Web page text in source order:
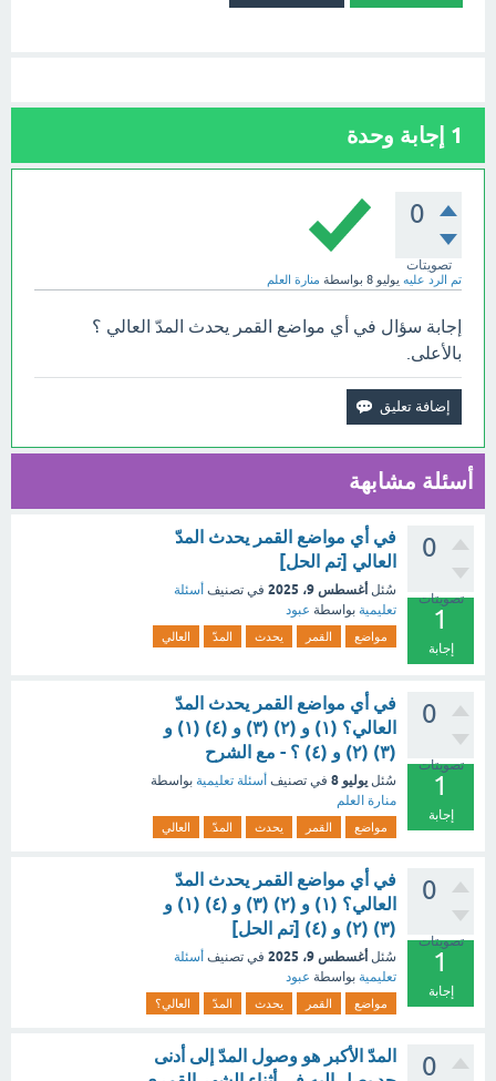
1 إجابة وحدة
0
تصويتات
تم الرد عليه يوليو 8 بواسطة منارة العلم
إجابة سؤال في أي مواضع القمر يحدث المدّ العالي ؟
بالأعلى.
أسئلة مشابهة
0
تصويتات
1
إجابة
في أي مواضع القمر يحدث المدّ
العالي [تم الحل]
سُئل أغسطس 9، 2025 في تصنيف أسئلة
تعليمية بواسطة عبود
مواضع القمر يحدث المدّ العالي
0
تصويتات
1
إجابة
في أي مواضع القمر يحدث المدّ
العالي؟ (١) و (٢) (٣) و (٤) (١) و
(٣) (٢) و (٤) ؟ - مع الشرح
سُئل يوليو 8 في تصنيف أسئلة تعليمية بواسطة
منارة العلم
مواضع القمر يحدث المدّ العالي
0
تصويتات
1
إجابة
في أي مواضع القمر يحدث المدّ
العالي؟ (١) و (٢) (٣) و (٤) (١) و
(٣) (٢) و (٤) [تم الحل]
سُئل أغسطس 9، 2025 في تصنيف أسئلة
تعليمية بواسطة عبود
مواضع القمر يحدث المدّ العالي؟
0
المدّ الأكبر هو وصول المدّ إلى أدنى